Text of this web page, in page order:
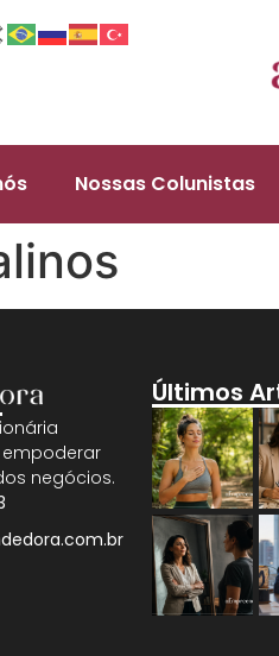
Nossas Colunistas
negócios.
Últimos